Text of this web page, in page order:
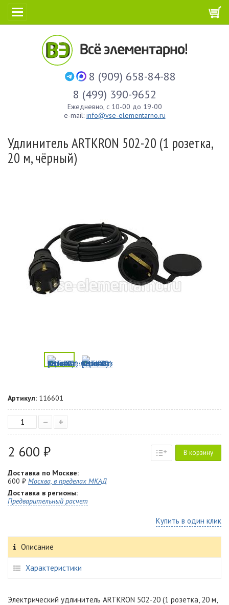
8 (909) 658-84-88
8 (499) 390-9652
Ежедневно, с 10-00 до 19-00
e-mail: info@vse-elementarno.ru
Удлинитель ARTKRON 502-20 (1 розетка,
20 м, чёрный)
Артикул: 116601
– +
2 600 ₽ В корзину
Доставка по Москве:
600 ₽ Москва, в пределах МКАД
Доставка в регионы:
Предварительный расчет
Купить в один клик
Описание
Характеристики
Электрический удлинитель ARTKRON 502-20 (1 розетка, 20 м,